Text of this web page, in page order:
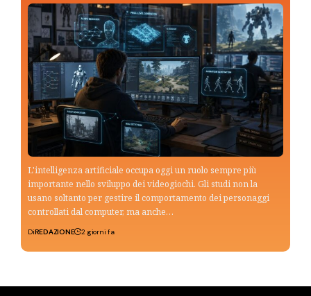
L'intelligenza artificiale occupa oggi un ruolo sempre più
importante nello sviluppo dei videogiochi. Gli studi non la
usano soltanto per gestire il comportamento dei personaggi
controllati dal computer, ma anche…
DiREDAZIONE 2 giorni fa